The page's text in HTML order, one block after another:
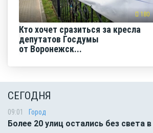
180
Кто хочет сразиться за кресла
депутатов Госдумы
от Воронежск...
СЕГОДНЯ
09:01 Город
Более 20 улиц остались без света